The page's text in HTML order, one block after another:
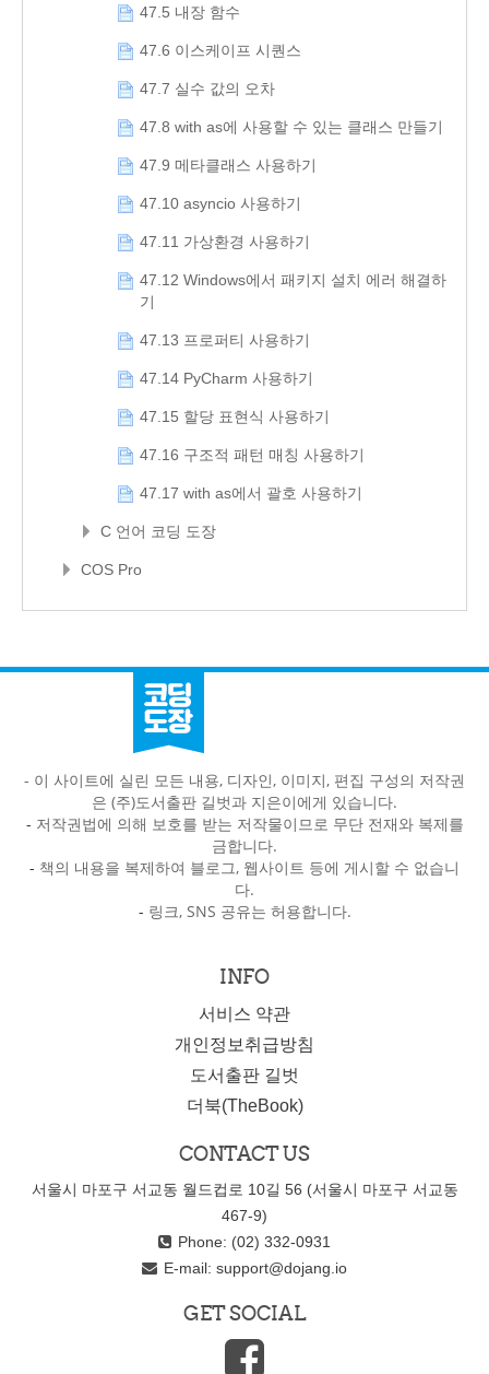
47.5 내장 함수
47.6 이스케이프 시퀀스
47.7 실수 값의 오차
47.8 with as에 사용할 수 있는 클래스 만들기
47.9 메타클래스 사용하기
47.10 asyncio 사용하기
47.11 가상환경 사용하기
47.12 Windows에서 패키지 설치 에러 해결하
기
47.13 프로퍼티 사용하기
47.14 PyCharm 사용하기
47.15 할당 표현식 사용하기
47.16 구조적 패턴 매칭 사용하기
47.17 with as에서 괄호 사용하기
C 언어 코딩 도장
COS Pro
- 이 사이트에 실린 모든 내용, 디자인, 이미지, 편집 구성의 저작권
은 (주)도서출판 길벗과 지은이에게 있습니다.
- 저작권법에 의해 보호를 받는 저작물이므로 무단 전재와 복제를
금합니다.
- 책의 내용을 복제하여 블로그, 웹사이트 등에 게시할 수 없습니
다.
- 링크, SNS 공유는 허용합니다.
INFO
서비스 약관
개인정보취급방침
도서출판 길벗
더북(TheBook)
CONTACT US
서울시 마포구 서교동 월드컵로 10길 56 (서울시 마포구 서교동
467-9)
Phone: (02) 332-0931
E-mail: support@dojang.io
GET SOCIAL